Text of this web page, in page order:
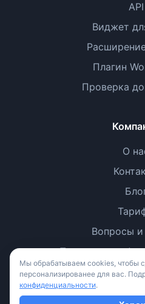
API
Виджет
Плагин
Проверка
О
Вопросы и
Политика
Условия
Мы обрабатываем cookies, чтобы
персонализированее для вас.
конфиденциальности.